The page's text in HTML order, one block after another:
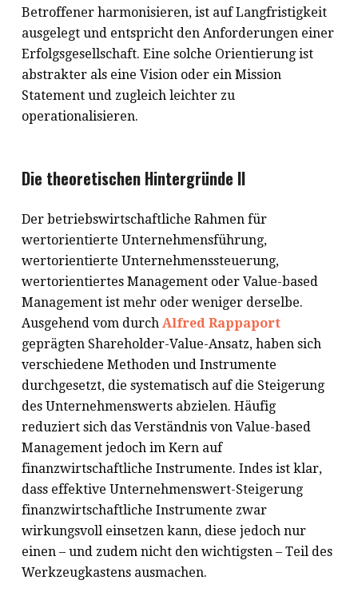
Betroffener harmonisieren, ist auf Langfristigkeit
ausgelegt und entspricht den Anforderungen einer
Erfolgsgesellschaft. Eine solche Orientierung ist
abstrakter als eine Vision oder ein Mission
Statement und zugleich leichter zu
operationalisieren.
Die theoretischen Hintergründe II
Der betriebswirtschaftliche Rahmen für
wertorientierte Unternehmensführung,
wertorientierte Unternehmenssteuerung,
wertorientiertes Management oder Value-based
Management ist mehr oder weniger derselbe.
Ausgehend vom durch Alfred Rappaport
geprägten Shareholder-Value-Ansatz, haben sich
verschiedene Methoden und Instrumente
durchgesetzt, die systematisch auf die Steigerung
des Unternehmenswerts abzielen. Häufig
reduziert sich das Verständnis von Value-based
Management jedoch im Kern auf
finanzwirtschaftliche Instrumente. Indes ist klar,
dass effektive Unternehmenswert-Steigerung
finanzwirtschaftliche Instrumente zwar
wirkungsvoll einsetzen kann, diese jedoch nur
einen – und zudem nicht den wichtigsten – Teil des
Werkzeugkastens ausmachen.